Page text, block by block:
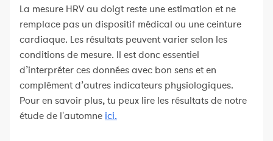
La mesure HRV au doigt reste une estimation et ne
remplace pas un dispositif médical ou une ceinture
cardiaque. Les résultats peuvent varier selon les
conditions de mesure. Il est donc essentiel
d’interpréter ces données avec bon sens et en
complément d’autres indicateurs physiologiques.
Pour en savoir plus, tu peux lire les résultats de notre
étude de l'automne ici.